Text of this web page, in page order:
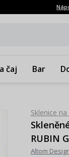
čaj Bar
Sklenice
RUBIN
Altom